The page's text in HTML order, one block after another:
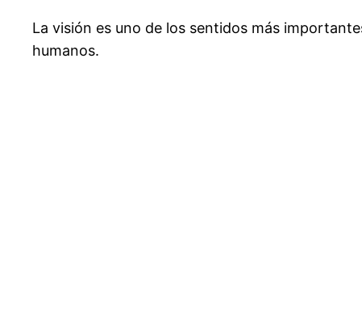
La visión es uno de los sentidos más
humanos.